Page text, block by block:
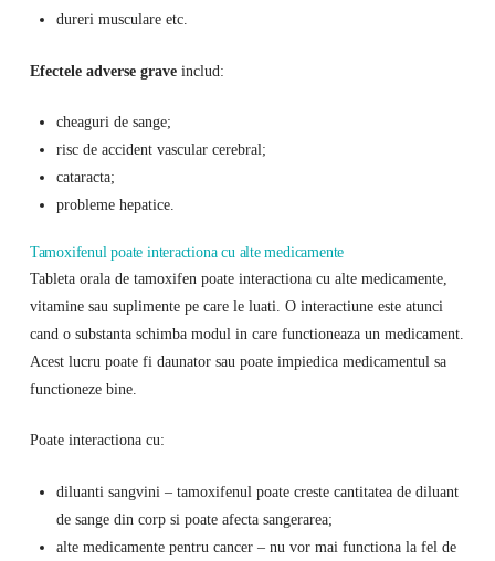
dureri musculare etc.
Efectele adverse graveinclud:
cheaguri de sange;
risc de accident vascular cerebral;
cataracta;
probleme hepatice.
Tamoxifenul poate interactiona cu alte medicamente
Tableta orala de tamoxifen poate interactiona cu alte medicamente,
vitamine sau suplimente pe care le luati. O interactiune este atunci
cand o substanta schimba modul in care functioneaza un medicament.
Acest lucru poate fi daunator sau poate impiedica medicamentul sa
functioneze bine.
Poate interactiona cu:
diluanti sangvini – tamoxifenul poate creste cantitatea de diluant
de sange din corp si poate afecta sangerarea;
alte medicamente pentru cancer – nu vor mai functiona la fel de